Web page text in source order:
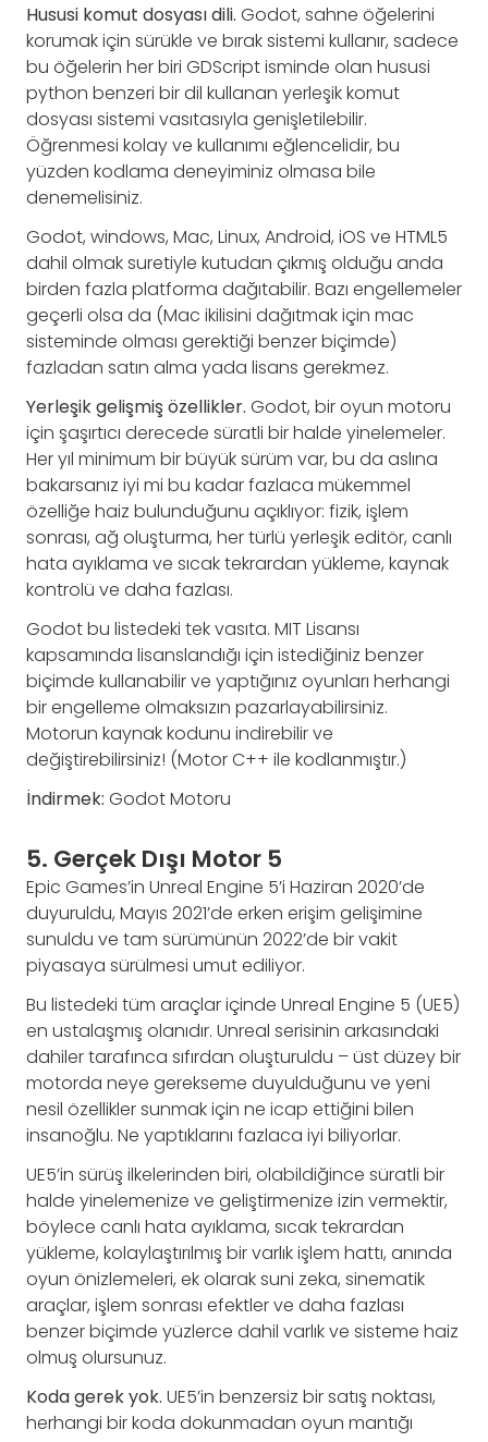
Hususi komut dosyası dili. Godot, sahne öğelerini
korumak için sürükle ve bırak sistemi kullanır, sadece
bu öğelerin her biri GDScript isminde olan hususi
python benzeri bir dil kullanan yerleşik komut
dosyası sistemi vasıtasıyla genişletilebilir.
Öğrenmesi kolay ve kullanımı eğlencelidir, bu
yüzden kodlama deneyiminiz olmasa bile
denemelisiniz.
Godot, windows, Mac, Linux, Android, iOS ve HTML5
dahil olmak suretiyle kutudan çıkmış olduğu anda
birden fazla platforma dağıtabilir. Bazı engellemeler
geçerli olsa da (Mac ikilisini dağıtmak için mac
sisteminde olması gerektiği benzer biçimde)
fazladan satın alma yada lisans gerekmez.
Yerleşik gelişmiş özellikler. Godot, bir oyun motoru
için şaşırtıcı derecede süratli bir halde yinelemeler.
Her yıl minimum bir büyük sürüm var, bu da aslına
bakarsanız iyi mi bu kadar fazlaca mükemmel
özelliğe haiz bulunduğunu açıklıyor: fizik, işlem
sonrası, ağ oluşturma, her türlü yerleşik editör, canlı
hata ayıklama ve sıcak tekrardan yükleme, kaynak
kontrolü ve daha fazlası.
Godot bu listedeki tek vasıta. MIT Lisansı
kapsamında lisanslandığı için istediğiniz benzer
biçimde kullanabilir ve yaptığınız oyunları herhangi
bir engelleme olmaksızın pazarlayabilirsiniz.
Motorun kaynak kodunu indirebilir ve
değiştirebilirsiniz! (Motor C++ ile kodlanmıştır.)
İndirmek: Godot Motoru
5. Gerçek Dışı Motor 5
Epic Games’in Unreal Engine 5’i Haziran 2020’de
duyuruldu, Mayıs 2021’de erken erişim gelişimine
sunuldu ve tam sürümünün 2022’de bir vakit
piyasaya sürülmesi umut ediliyor.
Bu listedeki tüm araçlar içinde Unreal Engine 5 (UE5)
en ustalaşmış olanıdır. Unreal serisinin arkasındaki
dahiler tarafınca sıfırdan oluşturuldu – üst düzey bir
motorda neye gerekseme duyulduğunu ve yeni
nesil özellikler sunmak için ne icap ettiğini bilen
insanoğlu. Ne yaptıklarını fazlaca iyi biliyorlar.
UE5’in sürüş ilkelerinden biri, olabildiğince süratli bir
halde yinelemenize ve geliştirmenize izin vermektir,
böylece canlı hata ayıklama, sıcak tekrardan
yükleme, kolaylaştırılmış bir varlık işlem hattı, anında
oyun önizlemeleri, ek olarak suni zeka, sinematik
araçlar, işlem sonrası efektler ve daha fazlası
benzer biçimde yüzlerce dahil varlık ve sisteme haiz
olmuş olursunuz.
Koda gerek yok. UE5’in benzersiz bir satış noktası,
herhangi bir koda dokunmadan oyun mantığı